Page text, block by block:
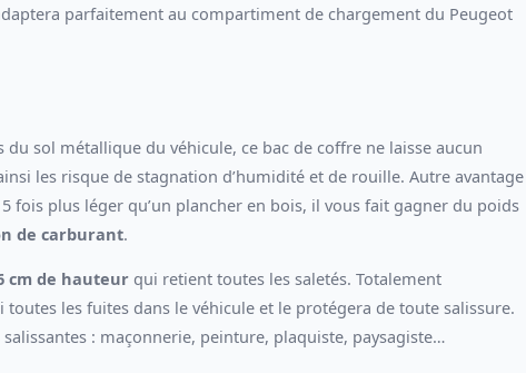
parfaitement au compartiment de chargement du Peugeot
sol métallique du véhicule, ce bac de coffre ne laisse aucun
les risque de stagnation d’humidité et de rouille. Autre avantage
fois plus léger qu’un plancher en bois, il vous fait gagner du poids
de carburant.
cm de hauteur qui retient toutes les saletés. Totalement
les fuites dans le véhicule et le protégera de toute salissure.
: maçonnerie, peinture, plaquiste, paysagiste…